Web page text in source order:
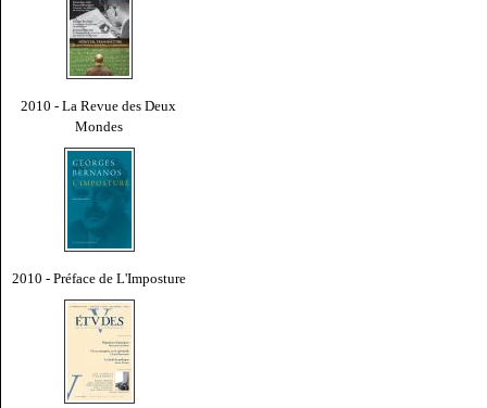
2010 - La Revue des Deux
Mondes
2010 - Préface de L'Imposture